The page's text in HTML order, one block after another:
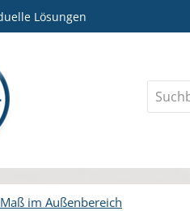
Lösungen
im Außenbereich